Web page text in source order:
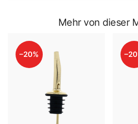
Mehr von dieser
–20%